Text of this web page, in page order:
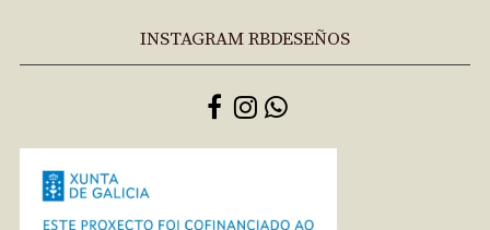
INSTAGRAM RBDESEÑOS